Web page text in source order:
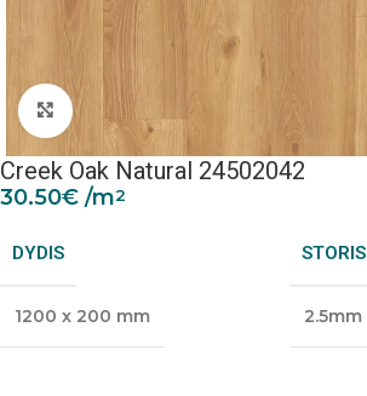
Padidinti nuotrauką
Creek Oak Natural 24502042
30.50€ /m2
DYDIS
1200 x 200 mm
STORIS
2.5mm